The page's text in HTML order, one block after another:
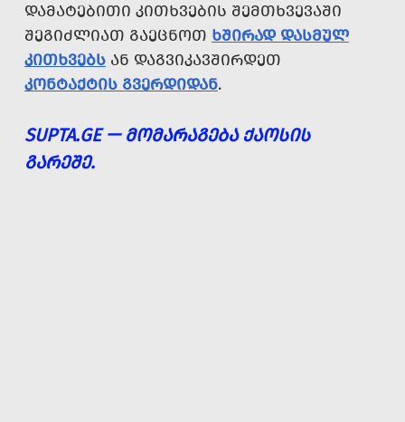
ᲓᲐᲛᲐᲢᲔᲑᲘᲗᲘ ᲙᲘᲗᲮᲕᲔᲑᲘᲡ ᲨᲔᲛᲗᲮᲕᲔᲕᲐᲨᲘ
ᲨᲔᲒᲘᲫᲚᲘᲐᲗ ᲒᲐᲔᲪᲜᲝᲗ ᲮᲨᲘᲠᲐᲓ ᲓᲐᲡᲛᲣᲚ
ᲙᲘᲗᲮᲕᲔᲑᲡ ᲐᲜ ᲓᲐᲒᲕᲘᲙᲐᲕᲨᲘᲠᲓᲔᲗ
ᲙᲝᲜᲢᲐᲥᲢᲘᲡ ᲒᲕᲔᲠᲓᲘᲓᲐᲜ.
SUPTA.GE — ᲛᲝᲛᲐᲠᲐᲒᲔᲑᲐ ᲥᲐᲝᲡᲘᲡ
ᲒᲐᲠᲔᲨᲔ.